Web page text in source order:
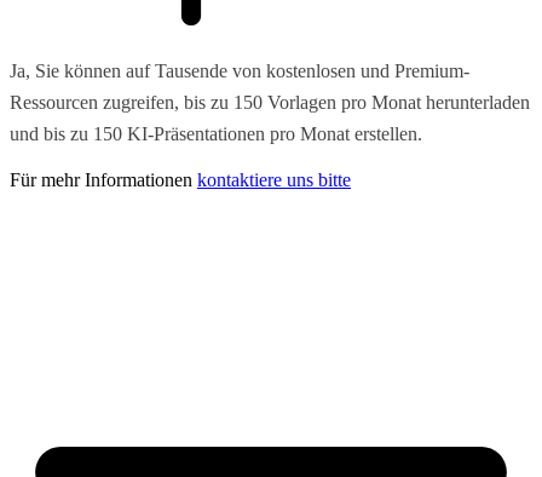
Ja, Sie können auf Tausende von kostenlosen und Premium-
Ressourcen zugreifen, bis zu 150 Vorlagen pro Monat herunterladen
und bis zu 150 KI-Präsentationen pro Monat erstellen.
Für mehr Informationen kontaktiere uns bitte